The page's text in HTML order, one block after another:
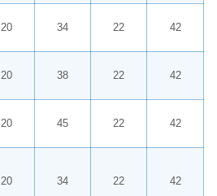
20 34 22 42
20 38 22 42
20 45 22 42
20 34 22 42